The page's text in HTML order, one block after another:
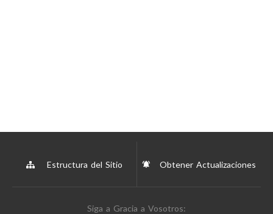
Estructura del Sitio Obtener Actualizaciones
Siga a Gracia a Vosotros: